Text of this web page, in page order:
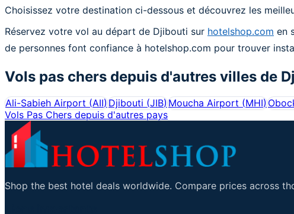
Choisissez votre destination ci-dessous et découvrez les
Réservez votre vol au départ de Djibouti sur hotelshop.com en
de personnes font confiance à hotelshop.com pour trouver
Vols pas chers depuis d'autres villes de
Ali-Sabieh Airport (AII)Djibouti (JIB)Moucha Airport (MHI)
Vols Pas Chers depuis d'autres pays
Shop the best hotel deals worldwide. Compare prices across